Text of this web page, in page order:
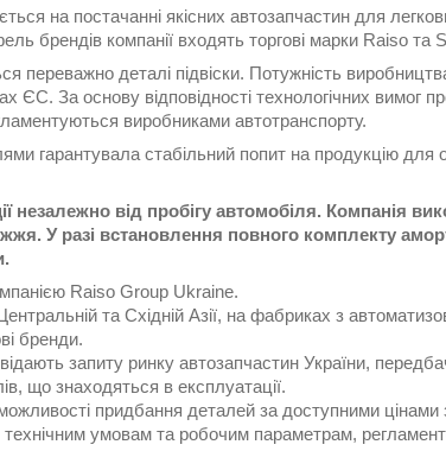
на постачанні якісних автозапчастин для
брендів компанії входять торгові марки Raiso та
переважно деталі підвіски. Потужність
ЄС. За основу відповідності технологічних вимог
виробниками автотранспорту.
гарантувала стабільний попит на продукцію
незалежно від пробігу автомобіля. Компанія
У разі встановлення повного комплекту
Raiso Group Ukraine.
та Східній Азії, на фабриках з
бренди.
запиту ринку автозапчастин України,
що знаходяться в експлуатації.
придбання деталей за доступними цінами
технічним умовам та робочим параметрам,